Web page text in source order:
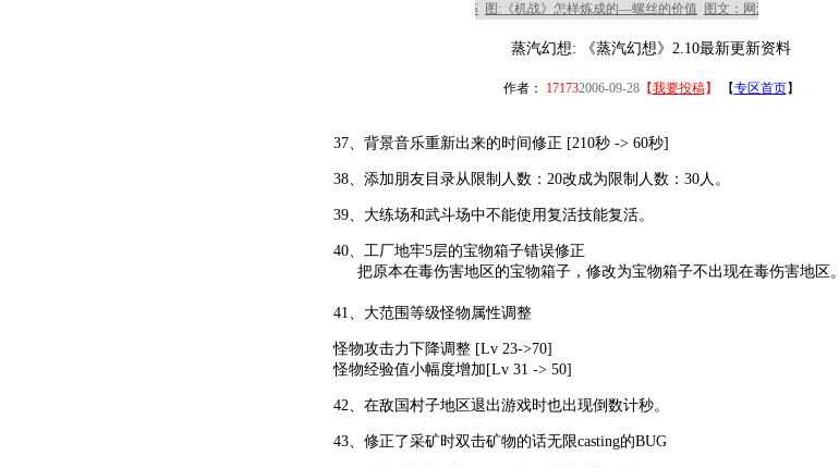
蒸汽幻想: 《蒸汽幻想》2.10最新更新资料
作者： 171732006-09-28【我要投稿】 【专区首页】
37、背景音乐重新出来的时间修正 [210秒 -> 60秒]
38、添加朋友目录从限制人数：20改成为限制人数：30人。
39、大练场和武斗场中不能使用复活技能复活。
40、工厂地牢5层的宝物箱子错误修正
把原本在毒伤害地区的宝物箱子，修改为宝物箱子不出现在毒伤害地区。
41、大范围等级怪物属性调整
怪物攻击力下降调整 [Lv 23->70]
怪物经验值小幅度增加[Lv 31 -> 50]
42、在敌国村子地区退出游戏时也出现倒数计秒。
43、修正了采矿时双击矿物的话无限casting的BUG